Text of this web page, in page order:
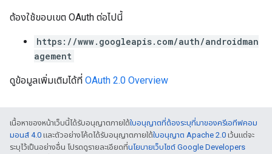
ต้องใช้ขอบเขต OAuth ต่อไปนี้
https://www.googleapis.com/auth/androidman
agement
ดูข้อมูลเพิ่มเติมได้ที่ OAuth 2.0 Overview
เนื้อหาของหน้าเว็บนี้ได้รับอนุญาตภายใต้ใบอนุญาตที่ต้องระบุที่มาของครีเอทีฟคอม
มอนส์ 4.0 และตัวอย่างโค้ดได้รับอนุญาตภายใต้ใบอนุญาต Apache 2.0 เว้นแต่จะ
ระบุไว้เป็นอย่างอื่น โปรดดูรายละเอียดที่นโยบายเว็บไซต์ Google Developers